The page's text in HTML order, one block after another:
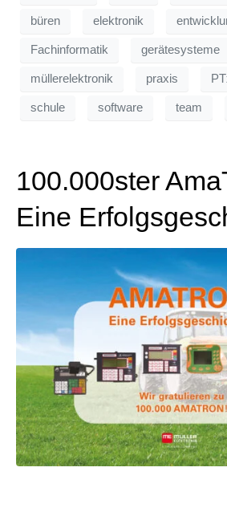
büren elektronik
Fachinformatik gerätesysteme
müllerelektronik praxis
schule software team
100.000ster
Eine